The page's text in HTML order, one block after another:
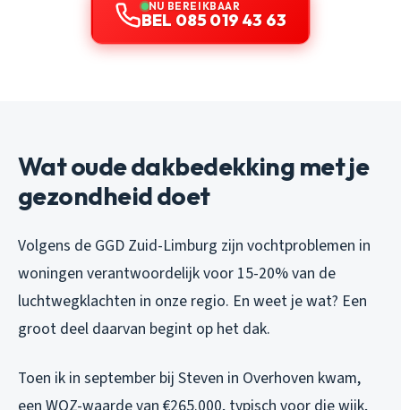
NU BEREIKBAAR
BEL 085 019 43 63
Wat oude dakbedekking met je
gezondheid doet
Volgens de GGD Zuid-Limburg zijn vochtproblemen in
woningen verantwoordelijk voor 15-20% van de
luchtwegklachten in onze regio. En weet je wat? Een
groot deel daarvan begint op het dak.
Toen ik in september bij Steven in Overhoven kwam,